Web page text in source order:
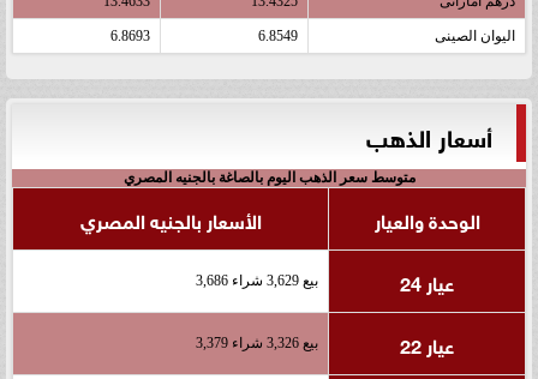
اليوان الصينى 6.8549
6.8693
أسعار الذهب
متوسط سعر الذهب اليوم بالصاغة بالجنيه المصري
الوحدة والعيار
الأسعار بالجنيه المصري
عيار 24
بيع 3,629 شراء 3,686
عيار 22 بيع 3,326 شراء 3,379